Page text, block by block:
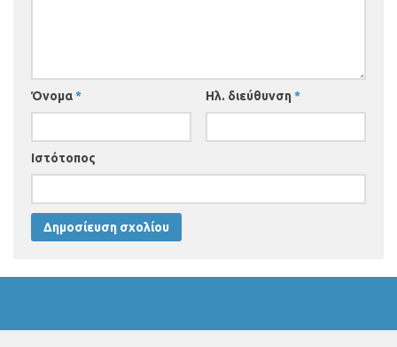
Όνομα* Ηλ. διεύθυνση *
Ιστότοπος